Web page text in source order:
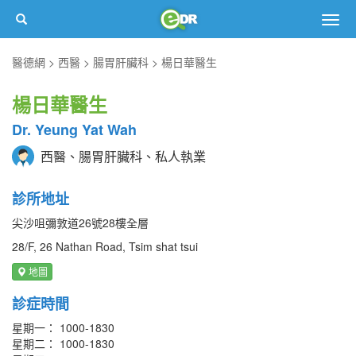
醫德網
西醫 腸胃肝臟科 楊日華醫生
楊日華醫生
Dr. Yeung Yat Wah
西醫、腸胃肝臟科、私人執業
診所地址
尖沙咀彌敦道26號28樓全層
28/F, 26 Nathan Road, Tsim shat tsui
地圖
診症時間
星期一： 1000-1830
星期二： 1000-1830